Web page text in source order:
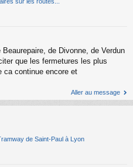
de Divonne, de Verdun
que les fermetures les plus
ca continue encore et
Aller au message
de Saint-Paul à Lyon